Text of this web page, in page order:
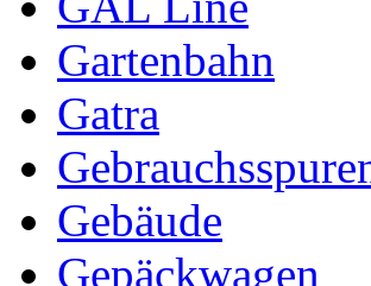
Gartenbahn
Gatra
Gebäude
Gepäckwagen